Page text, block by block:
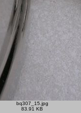
bq307_15.jpg
83.91 KB